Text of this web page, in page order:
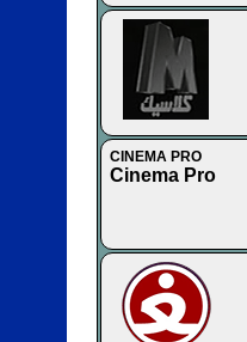
CINEMA PRO
Cinema Pro